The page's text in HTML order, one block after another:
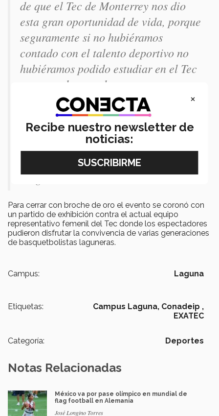
de que el Tec de Monterrey nos dio
esta gran oportunidad de vida, porque
seguramente si no hubiéramos
contado con el talento deportivo no
hubiéramos podido estudiar en el Tec
y eso es algo que hoy marca nuestras
vidas como mujeres y profesionistas.
Pagar tus estudios haciendo lo que
más amabas es algo único, que fue
jugar basquetbol, a cambio de recibir
el más alto nivel académico”,
aseguró.
Para cerrar con broche de oro el evento se coronó con
un partido de exhibición contra el actual equipo
representativo femenil del Tec donde los espectadores
pudieron disfrutar la convivencia de varias generaciones
de basquetbolistas laguneras.
Campus: Laguna
Etiquetas: Campus Laguna, Conadeip ,
EXATEC
Categoría: Deportes
Notas Relacionadas
México va por pase olímpico en mundial de
flag football en Alemania
José Longino Torres
×
Recibe nuestro newsletter de
noticias: